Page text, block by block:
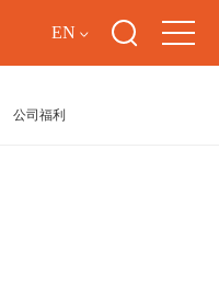
EN
公司福利